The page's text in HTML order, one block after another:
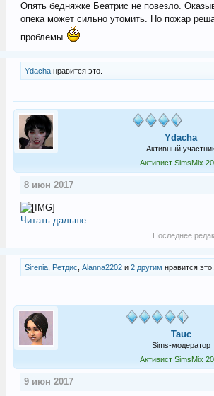
Опять бедняжке Беатрис не повезло.
опека может сильно утомить. Но пожар
проблемы.
Ydachaнравится это.
Ydacha
Активный
Активист SimsMix
8 июн 2017
Читать дальше...
Последнее
Sirenia, Ретдис Alanna2202и 2 другим нравится это.
Tauc
Sims-модератор
Активист SimsMix
9 июн 2017